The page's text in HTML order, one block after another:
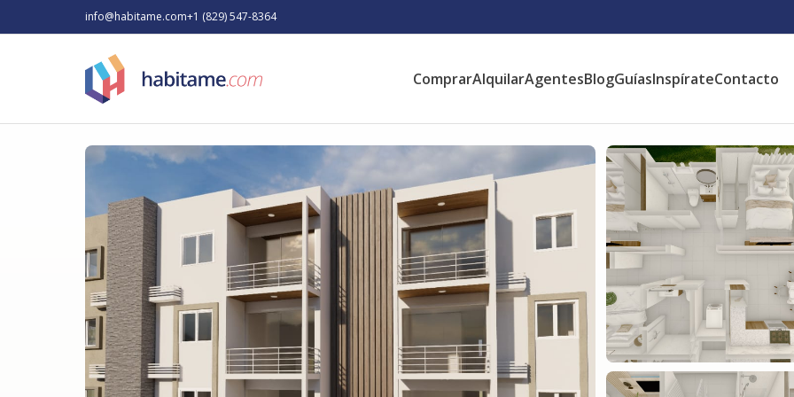
info@habitame.com+1 (829) 547-8364
ComprarAlquilarAgentesBlogGuíasInspírateContacto